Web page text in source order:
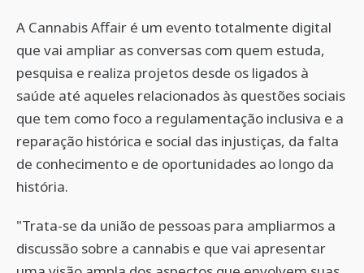
A Cannabis Affair é um evento totalmente digital
que vai ampliar as conversas com quem estuda,
pesquisa e realiza projetos desde os ligados à
saúde até aqueles relacionados às questões sociais
que tem como foco a regulamentação inclusiva e a
reparação histórica e social das injustiças, da falta
de conhecimento e de oportunidades ao longo da
história.
"Trata-se da união de pessoas para ampliarmos a
discussão sobre a cannabis e que vai apresentar